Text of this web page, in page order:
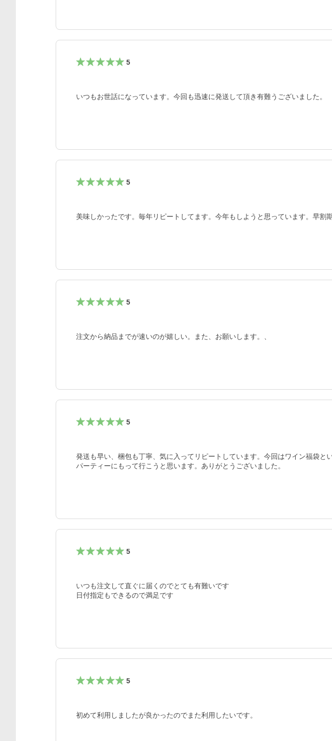
5
いつもお世話になっています。今回も迅速に発送して頂き有難うございました。
5
美味しかったです。毎年リピートしてます。今年もしようと思っています。早割
5
注文から納品までが速いのが嬉しい。また、お願いします。、
5
発送も早い、梱包も丁寧、気に入ってリピートしています。今回はワイン福袋と
パーティーにもって行こうと思います。ありがとうございました。
5
いつも注文して直ぐに届くのでとても有難いです
日付指定もできるので満足です
5
初めて利用しましたが良かったのでまた利用したいです。